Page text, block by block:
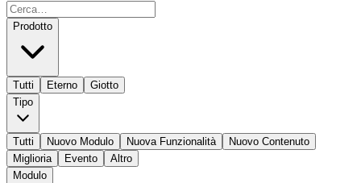
Prodotto
Tutti Eterno
Giotto
Tipo
Tutti Nuovo Modulo Nuova Funzionalità
Nuovo Contenuto
Miglioria
Evento
Altro
Modulo